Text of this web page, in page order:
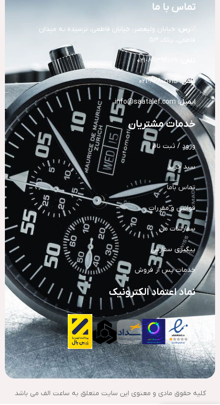
تماس با ما
رس: خیابان ولیعصر، خیابان فاطمی، نرسیده به میدان
فاطمی، پلاک 53
تلفن:82805015-021
ایمیل: info@saatalef.com
خدمات مشتریان
ورود / ثبت نام
سبد خرید
تماس باما
قوانین و مقررات
سفارشات من
پیگیری سفارش
خدمات پس از فروش
نماد اعتماد الکترونیک
کلیه حقوق مادی و معنوی این سایت متعلق به ساعت الف می باشد